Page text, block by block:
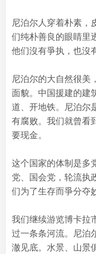
尼泊尔人穿着朴素，
们纯朴善良的眼睛里
他们沒有爭执，也沒
尼泊尔的大自然很美
面貌。中国援建的建
道、开地铁。尼泊尔
有腐败。我们就曾看
要现金。
这个国家的体制是多
党、国会党，轮流执
们为了生存而爭分夺
我们继续游览博卡拉
过一条条河流。尼泊
澈见底。水景、山景